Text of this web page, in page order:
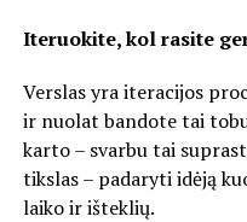
Iteruokite, kol rasite
Verslas yra iteracijos
ir nuolat bandote tai
karto – svarbu tai
tikslas – padaryti idėją
laiko ir išteklių.